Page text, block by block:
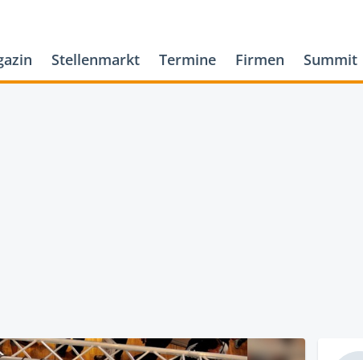
Stellenmarkt Termine Firmen Summit